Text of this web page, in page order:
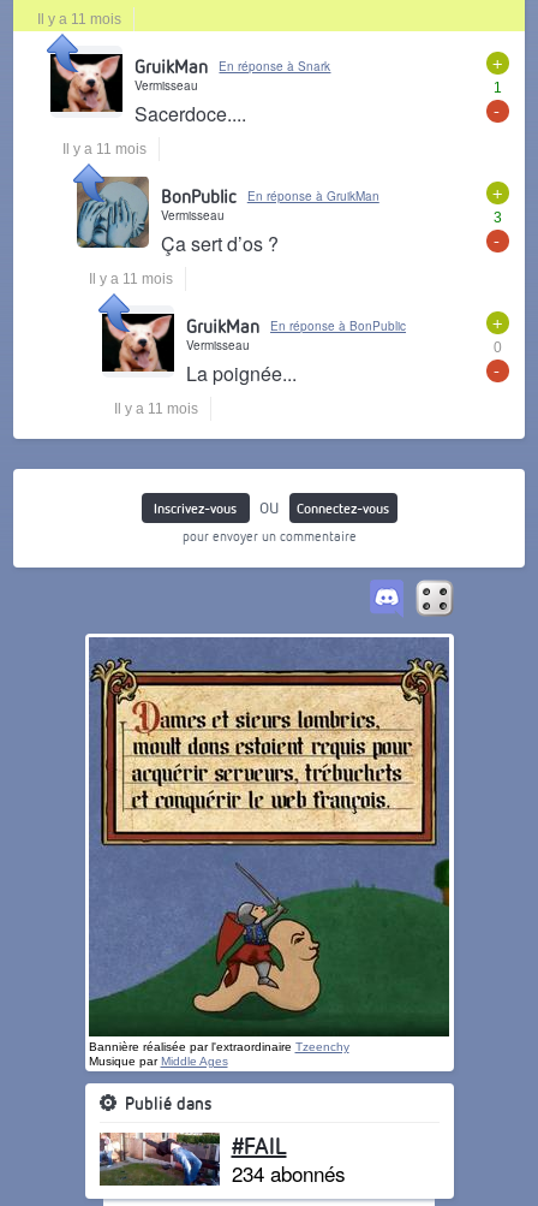
Il y a 11 mois
+
1
-
GruikMan
En réponse à Snark
Vermisseau
Sacerdoce....
Il y a 11 mois
+
3
-
BonPublic
En réponse à GruikMan
Vermisseau
Ça sert d’os ?
Il y a 11 mois
+
0
-
GruikMan
En réponse à BonPublic
Vermisseau
La poignée...
Il y a 11 mois
Inscrivez-vous ou
Connectez-vous
pour envoyer un commentaire
Bannière réalisée par l'extraordinaire Tzeenchy
Musique parMiddle Ages
Publié dans
#FAIL
234 abonnés